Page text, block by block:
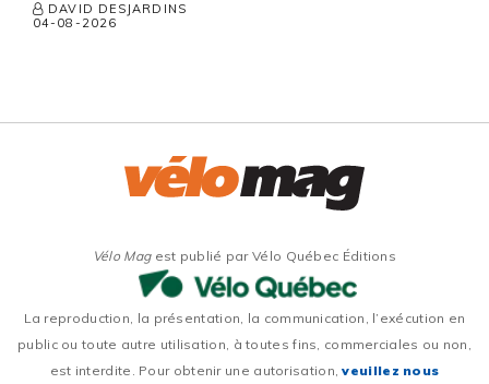
DAVID DESJARDINS
04-08-2026
Vélo Magest publié par Vélo Québec Éditions
La reproduction, la présentation, la communication, l’exécution en
public ou toute autre utilisation, à toutes fins, commerciales ou non,
est interdite. Pour obtenir une autorisation,veuillez nous